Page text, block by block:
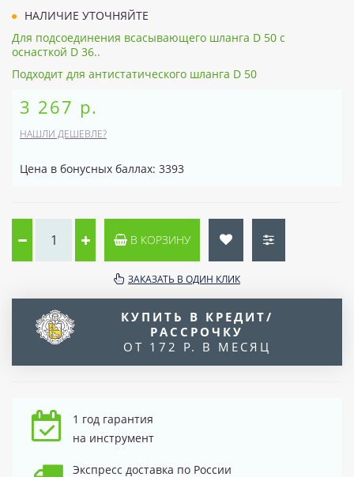
НАЛИЧИЕ УТОЧНЯЙТЕ
Для подсоединения всасывающего шланга D 50 с
оснасткой D 36..
Подходит для антистатического шланга D 50
3 267 р.
НАШЛИ ДЕШЕВЛЕ?
Цена в бонусных баллах: 3393
В КОРЗИНУ
ЗАКАЗАТЬ В ОДИН КЛИК
КУПИТЬ В КРЕДИТ/
РАССРОЧКУ
ОТ 172 Р. В МЕСЯЦ
1 год гарантия
на инструмент
Экспресс доставка по России